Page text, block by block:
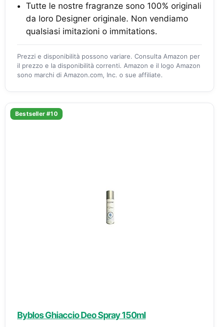
Tutte le nostre fragranze sono 100% originali
da loro Designer originale. Non vendiamo
qualsiasi imitazioni o immitations.
Prezzi e disponibilità possono variare. Consulta Amazon per
il prezzo e la disponibilità correnti. Amazon e il logo Amazon
sono marchi di Amazon.com, Inc. o sue affiliate.
Bestseller #10
Byblos Ghiaccio Deo Spray 150ml